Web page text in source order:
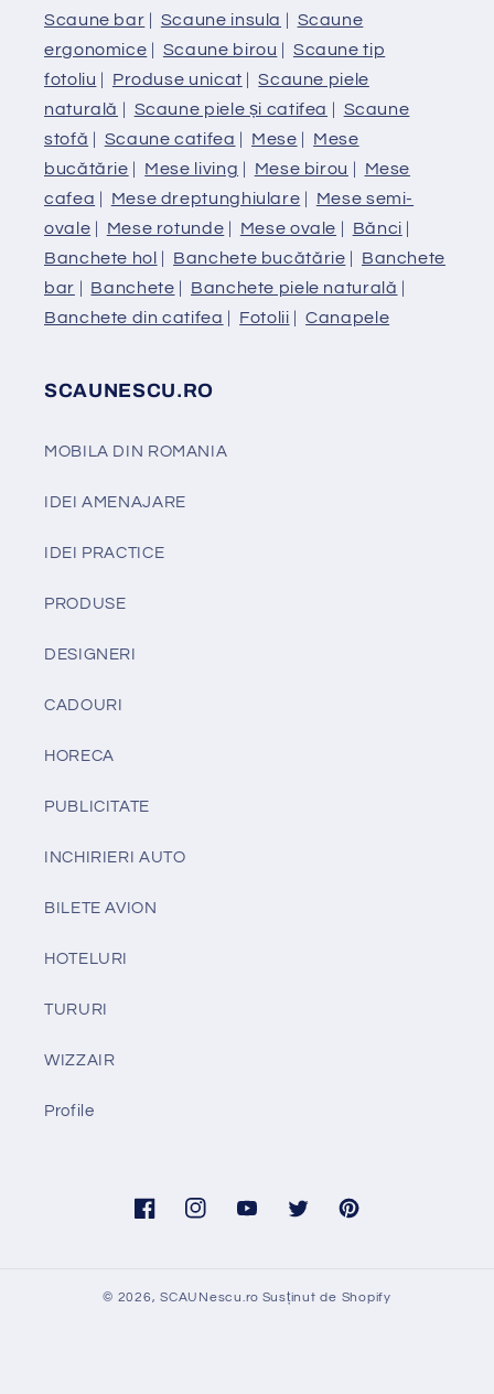
Scaune bar | Scaune insula | Scaune
ergonomice | Scaune birou | Scaune tip
fotoliu | Produse unicat |Scaune piele
naturală | Scaune piele și catifea | Scaune
stofă | Scaune catifea | Mese | Mese
bucătărie | Mese living | Mese birou | Mese
cafea | Mese dreptunghiulare | Mese semi-
ovale | Mese rotunde | Mese ovale | Bănci |
Banchete hol | Banchete bucătărie | Banchete
bar | Banchete | Banchete piele naturală |
Banchete din catifea | Fotolii |Canapele
SCAUNESCU.RO
MOBILA DIN ROMANIA
IDEI AMENAJARE
IDEI PRACTICE
PRODUSE
DESIGNERI
CADOURI
HORECA
PUBLICITATE
INCHIRIERI AUTO
BILETE AVION
HOTELURI
TURURI
WIZZAIR
Profile
FacebookInstagramYouTubeTwitter Pinterest
© 2026,SCAUNescu.ro Susținut de Shopify